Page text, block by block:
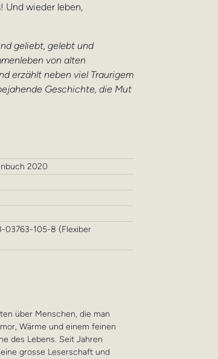
Und wieder leben,
geliebt, gelebt und
von alten
erzählt neben viel Traurigem
Geschichte, die Mut
2020
03763-105-8 (Flexiber
über Menschen, die man
Wärme und einem feinen
des Lebens. Seit Jahren
grosse Leserschaft und